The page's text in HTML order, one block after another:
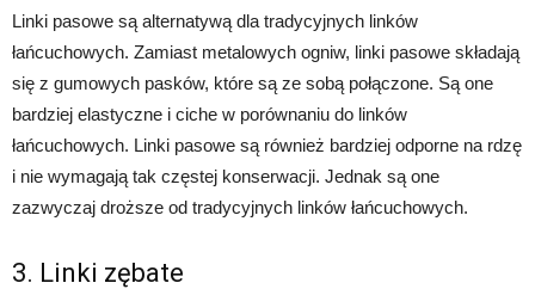
Linki pasowe są alternatywą dla tradycyjnych linków
łańcuchowych. Zamiast metalowych ogniw, linki pasowe składają
się z gumowych pasków, które są ze sobą połączone. Są one
bardziej elastyczne i ciche w porównaniu do linków
łańcuchowych. Linki pasowe są również bardziej odporne na rdzę
i nie wymagają tak częstej konserwacji. Jednak są one
zazwyczaj droższe od tradycyjnych linków łańcuchowych.
3. Linki zębate